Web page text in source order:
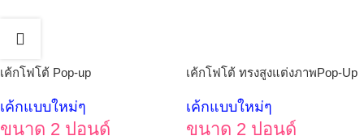
เค้กโฟโต้ Pop-up
เค้กแบบใหม่ๆ
ขนาด 2 ปอนด์
เค้กโฟโต้ ทรงสูงแต่งภาพPop-Up
เค้กแบบใหม่ๆ
ขนาด 2 ปอนด์